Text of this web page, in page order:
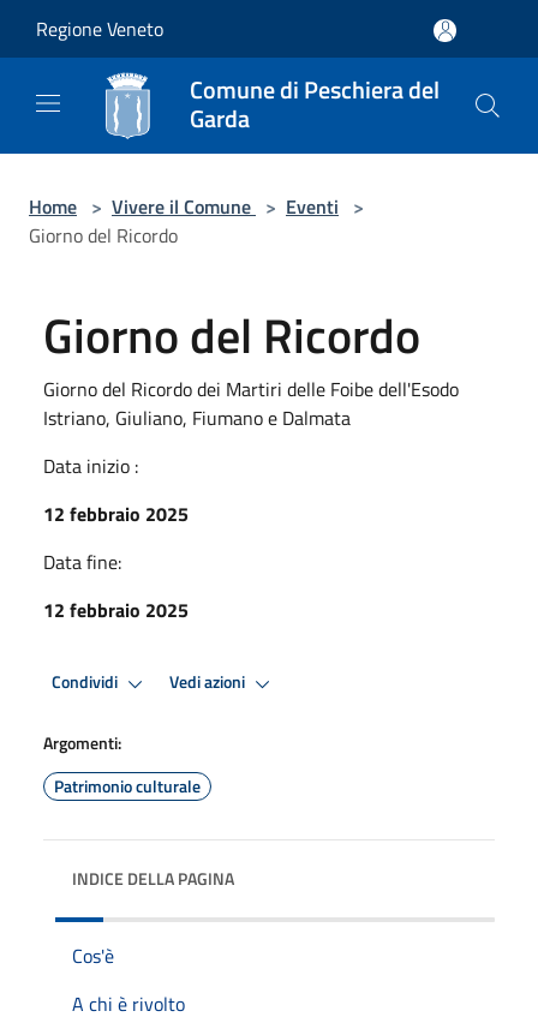
Regione Veneto
Comune di Peschiera del
Garda
Home > Vivere il Comune > Eventi >
Giorno del Ricordo
Giorno del Ricordo
Giorno del Ricordo dei Martiri delle Foibe dell'Esodo
Istriano, Giuliano, Fiumano e Dalmata
Data inizio :
12 febbraio 2025
Data fine:
12 febbraio 2025
Condividi Vedi azioni
Argomenti:
Patrimonio culturale
INDICE DELLA PAGINA
Cos'è
A chi è rivolto